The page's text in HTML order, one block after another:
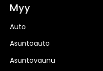
Myy
Auto
Asuntoauto
Asuntovaunu